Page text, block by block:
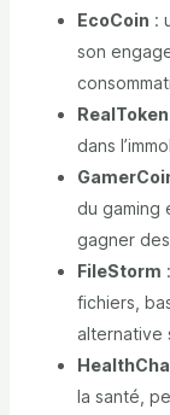
EcoCoin :
son
RealToken
dans
du gaming
gagner
FileStorm
fichiers,
alternative
la santé,